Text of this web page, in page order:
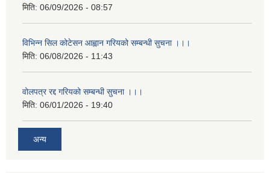
मिति: 06/09/2026 - 08:57
विभिन्न सिल कोटेसन आह्वान गरियको सम्बन्धी सुचना ।।।
मिति: 06/08/2026 - 11:43
वोलपत्र रद्द गरियको सम्बन्धी सुचना ।।।
मिति: 06/01/2026 - 19:40
अन्य